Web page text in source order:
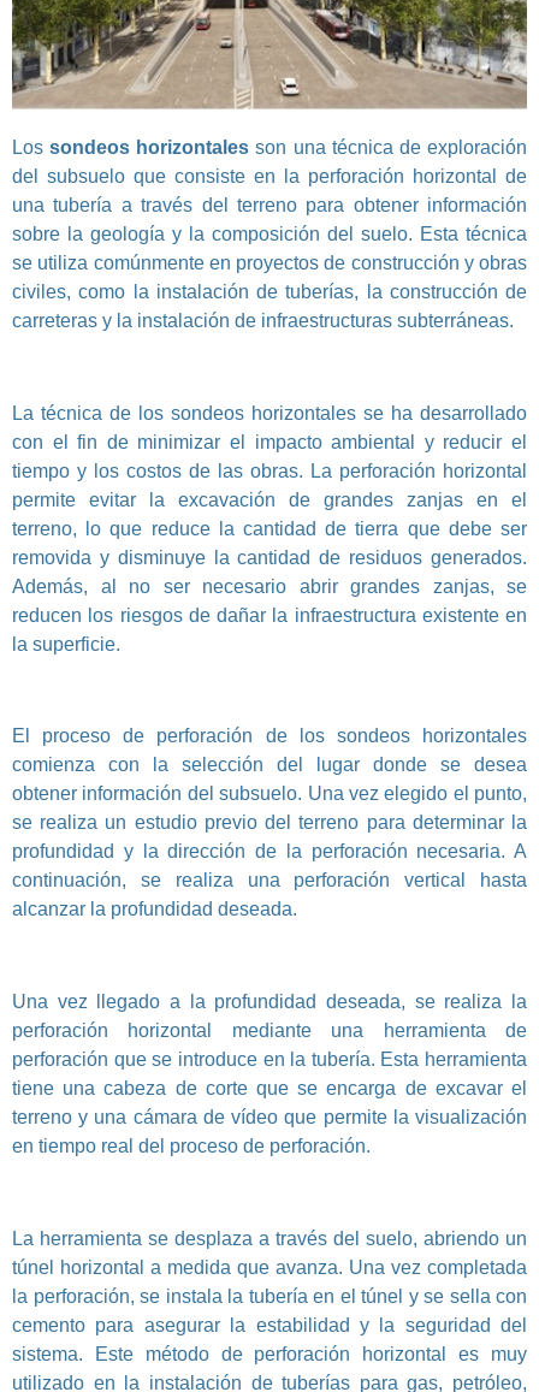
Lossondeos horizontales son una técnica de exploración
del subsuelo que consiste en la perforación horizontal de
una tubería a través del terreno para obtener información
sobre la geología y la composición del suelo. Esta técnica
se utiliza comúnmente en proyectos de construcción y obras
civiles, como la instalación de tuberías, la construcción de
carreteras y la instalación de infraestructuras subterráneas.
La técnica de los sondeos horizontales se ha desarrollado
con el fin de minimizar el impacto ambiental y reducir el
tiempo y los costos de las obras. La perforación horizontal
permite evitar la excavación de grandes zanjas en el
terreno, lo que reduce la cantidad de tierra que debe ser
removida y disminuye la cantidad de residuos generados.
Además, al no ser necesario abrir grandes zanjas, se
reducen los riesgos de dañar la infraestructura existente en
la superficie.
El proceso de perforación de los sondeos horizontales
comienza con la selección del lugar donde se desea
obtener información del subsuelo. Una vez elegido el punto,
se realiza un estudio previo del terreno para determinar la
profundidad y la dirección de la perforación necesaria. A
continuación, se realiza una perforación vertical hasta
alcanzar la profundidad deseada.
Una vez llegado a la profundidad deseada, se realiza la
perforación horizontal mediante una herramienta de
perforación que se introduce en la tubería. Esta herramienta
tiene una cabeza de corte que se encarga de excavar el
terreno y una cámara de vídeo que permite la visualización
en tiempo real del proceso de perforación.
La herramienta se desplaza a través del suelo, abriendo un
túnel horizontal a medida que avanza. Una vez completada
la perforación, se instala la tubería en el túnel y se sella con
cemento para asegurar la estabilidad y la seguridad del
sistema. Este método de perforación horizontal es muy
utilizado en la instalación de tuberías para gas, petróleo,